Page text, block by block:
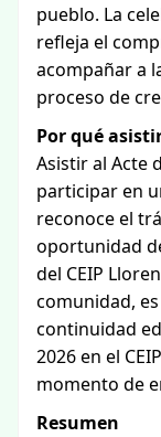
pueblo. La
refleja el
acompañar a
proceso de
Por qué
Asistir al Acte
participar en
reconoce el
oportunidad
del CEIP
comunidad,
continuidad
2026 en el
momento de
Resumen